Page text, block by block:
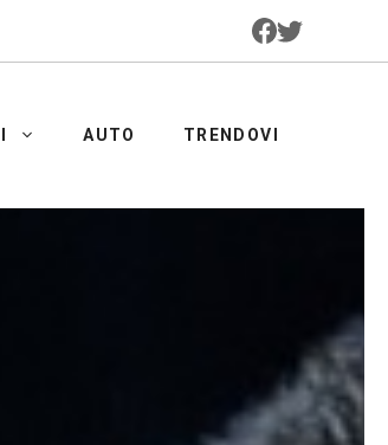
AUTO TRENDOVI